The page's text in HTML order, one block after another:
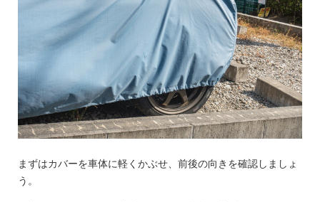
まずはカバーを車体に軽くかぶせ、前後の向きを確認しましょ
う。